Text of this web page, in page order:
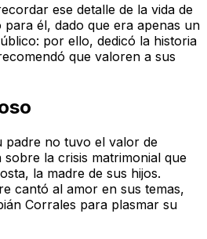
ese detalle de la vida de
él, dado que era apenas un
por ello, dedicó la historia
que valoren a sus
padre no tuvo el valor de
la crisis matrimonial que
la madre de sus hijos.
cantó al amor en sus temas,
Corrales para plasmar su